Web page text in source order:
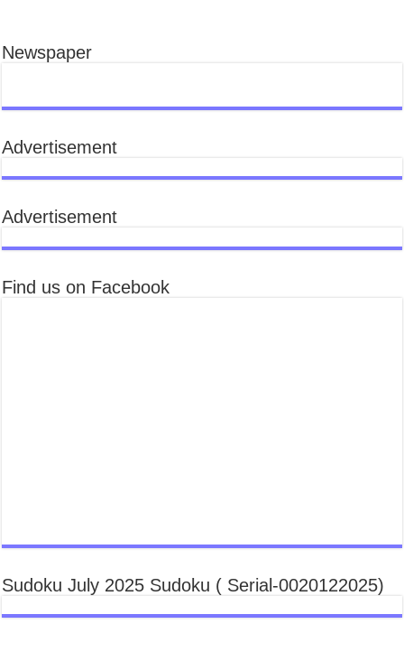
o
o
k
Newspaper
Advertisement
Advertisement
Find us on Facebook
Sudoku July 2025 Sudoku ( Serial-0020122025)